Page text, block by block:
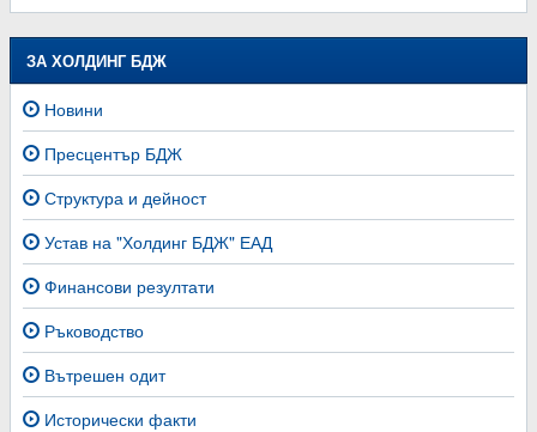
ЗА ХОЛДИНГ БДЖ
Новини
Пресцентър БДЖ
Структура и дейност
Устав на "Холдинг БДЖ" ЕАД
Финансови резултати
Ръководство
Вътрешен одит
Исторически факти